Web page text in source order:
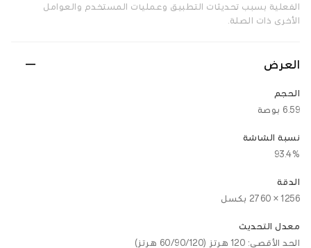
الفعلية بسبب تحديثات التطبيق وعمليات المستخدم والعوامل
الأخرى ذات الصلة.
العرض
الحجم
6.59 بوصة
نسبة الشاشة
93.4%
الدقة
1256 × 2760 بكسل
معدل التحديث
الحد الأقصى: 120 هرتز (60/90/120 هرتز)